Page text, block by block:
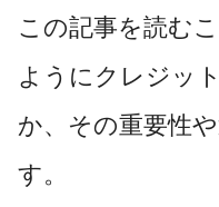
この記事を読む
ようにクレジッ
か、その重要性
す。